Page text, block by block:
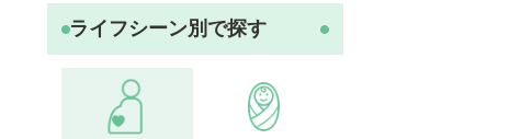
ライフシーン別で探す